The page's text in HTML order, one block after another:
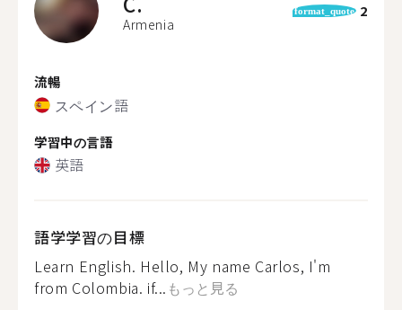
Armenia
format_quote 2
流暢
スペイン語
学習中の言語
英語
語学学習の目標
Learn English. Hello, My name Carlos, I'm
from Colombia. if... もっと見る